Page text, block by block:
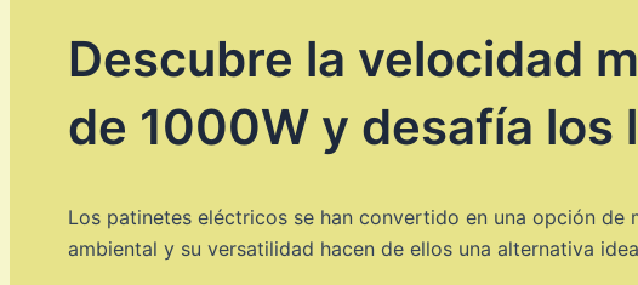
Descubre la velocidad
de 1000W y desafía los
Los patinetes eléctricos se han convertido en una opción
ambiental y su versatilidad hacen de ellos una alternativa